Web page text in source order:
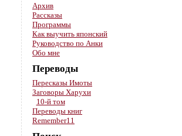
Архив
Рассказы
Программы
Как выучить японский
Руководство по Анки
Обо мне
Переводы
Пересказы Имоты
Заговоры Харухи
10-й том
Переводы книг
Remember11